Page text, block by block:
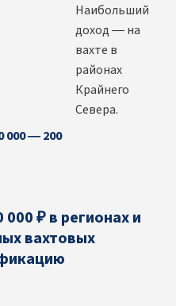
Наибольший
доход — на
вахте в
районах
Крайнего
Севера.
000 — 200
₽ в регионах и
вахтовых